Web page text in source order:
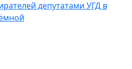
депутатами УГД в